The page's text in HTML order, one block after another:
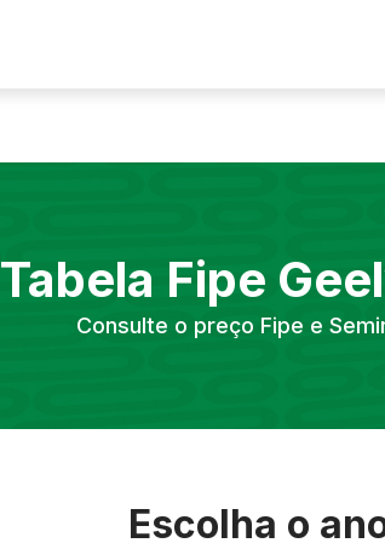
Tabela Fipe
Consulte o preço Fipe e
Escolha o